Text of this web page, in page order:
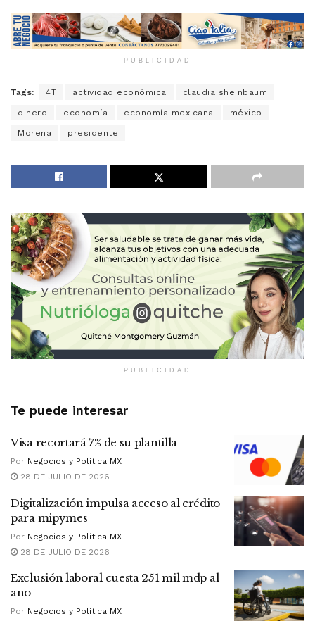
PUBLICIDAD
Tags: 4T actividad económica claudia sheinbaum
dinero economía economía mexicana méxico
Morena presidente
PUBLICIDAD
Te puede interesar
Visa recortará 7% de su plantilla
Por Negocios y Política MX
28 DE JULIO DE 2026
Digitalización impulsa acceso al crédito
para mipymes
Por Negocios y Política MX
28 DE JULIO DE 2026
Exclusión laboral cuesta 251 mil mdp al
año
Por Negocios y Política MX